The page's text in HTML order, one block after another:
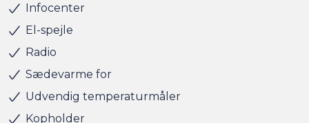
Salgsafdelingen åbningstider:
Man-Fre kl. 10.00 - 17.00
Lørdag kl. 11.00 - 15.00
Søndag kl. 10.00 - 15.00
Infocenter
El-spejle
Radio
Sædevarme for
Udvendig temperaturmåler
Kopholder